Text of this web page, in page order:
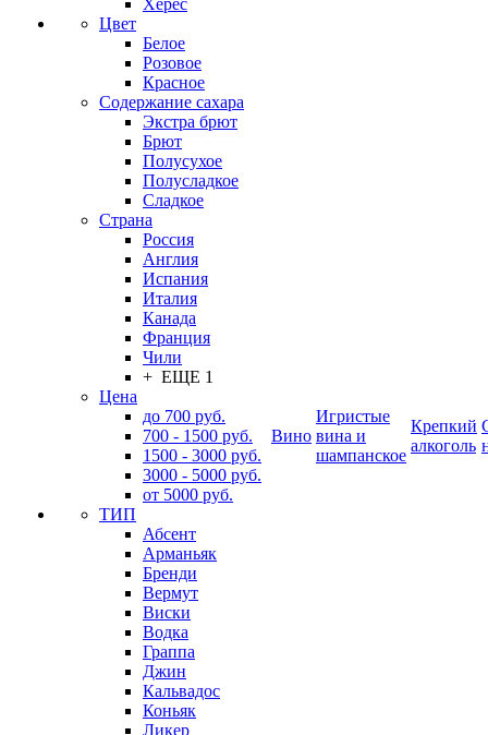
Херес
Цвет
Белое
Розовое
Красное
Содержание сахара
Экстра брют
Брют
Полусухое
Полусладкое
Сладкое
Страна
Россия
Англия
Испания
Италия
Канада
Франция
Чили
+ ЕЩЕ 1
Цена
до 700 руб.
700 - 1500 руб.
1500 - 3000 руб.
3000 - 5000 руб.
от 5000 руб.
ТИП
Абсент
Арманьяк
Бренди
Вермут
Виски
Водка
Граппа
Джин
Кальвадос
Коньяк
Ликер
Вино
Игристые
вина и
шампанское
Крепкий
алкоголь